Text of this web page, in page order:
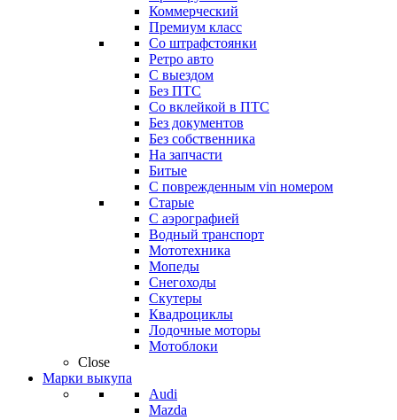
Коммерческий
Премиум класс
Со штрафстоянки
Ретро авто
С выездом
Без ПТС
Со вклейкой в ПТС
Без документов
Без собственника
На запчасти
Битые
С поврежденным vin номером
Старые
С аэрографией
Водный транспорт
Мототехника
Мопеды
Снегоходы
Скутеры
Квадроциклы
Лодочные моторы
Мотоблоки
Close
Марки выкупа
Audi
Mazda